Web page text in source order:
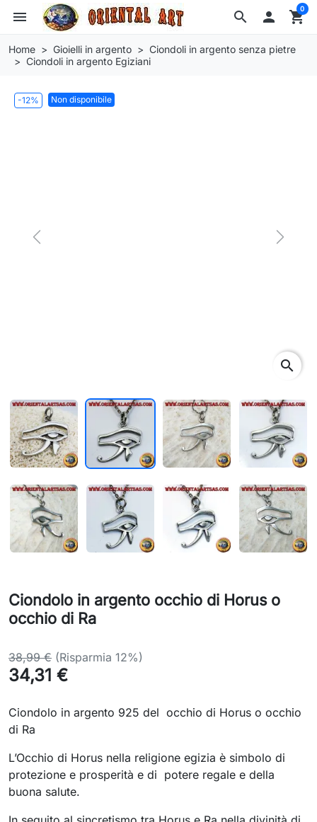
search
menu  shopping_cart
0
Home Gioielli in argento
Ciondoli in argento senza pietre
Ciondoli in argento Egiziani
-12% Non disponibile
Previous Next
search
Ciondolo in argento occhio di Horus o
occhio di Ra
38,99 € (Risparmia 12%)
34,31 €
Ciondolo in argento 925 del occhio di Horus o occhio
di Ra
L’Occhio di Horus nella religione egizia è simbolo di
protezione e prosperità e di potere regale e della
buona salute.